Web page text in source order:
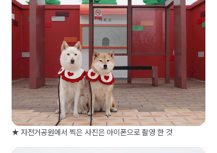
★ 자전거공원에서 찍은 사진은 아이폰으로 촬영 한 것